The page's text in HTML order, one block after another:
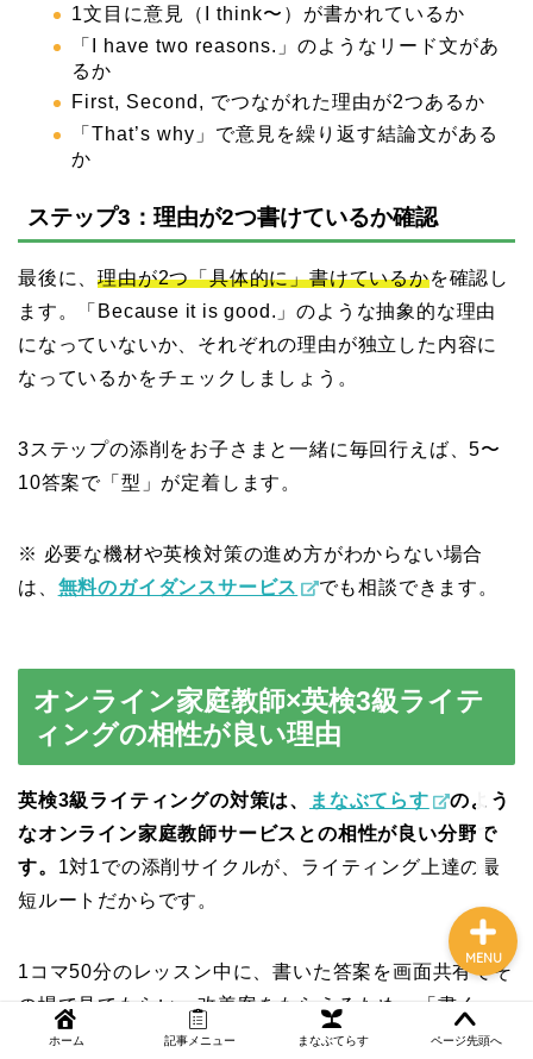
1文目に意見（I think〜）が書かれているか
「I have two reasons.」のようなリード文があ
るか
First, Second, でつながれた理由が2つあるか
「That’s why」で意見を繰り返す結論文がある
か
ステップ3：理由が2つ書けているか確認
最後に、理由が2つ「具体的に」書けているかを確認し
ます。「Because it is good.」のような抽象的な理由
になっていないか、それぞれの理由が独立した内容に
なっているかをチェックしましょう。
3ステップの添削をお子さまと一緒に毎回行えば、5〜
10答案で「型」が定着します。
※ 必要な機材や英検対策の進め方がわからない場合
は、 無料のガイダンスサービス でも相談できます。
オンライン家庭教師×英検3級ライテ
ィングの相性が良い理由
英検3級ライティングの対策は、 まなぶてらす
のよう
なオンライン家庭教師サービスとの相性が良い分野で
す。 1対1での添削サイクルが、ライティング上達の最
短ルートだからです。
1コマ50分のレッスン中に、書いた答案を画面共有でそ
の場で見てもらい、改善案をもらえるため、
「書く→
添削→直す」の1サイクルが1回のレッスンで完結しま
ホーム 記事メニュー まなぶてらす ページ先頭へ
MENU
まなぶてらす活用法
講師ブログ